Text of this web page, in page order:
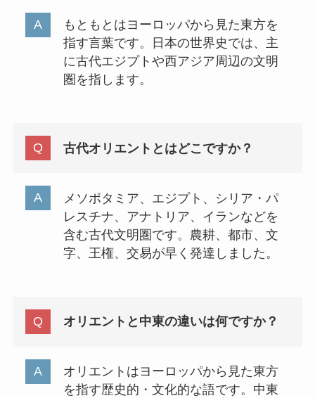
もともとはヨーロッパから見た東方を
指す言葉です。日本の世界史では、主
に古代エジプトや西アジア周辺の文明
圏を指します。
古代オリエントとはどこですか？
メソポタミア、エジプト、シリア・パ
レスチナ、アナトリア、イランなどを
含む古代文明圏です。農耕、都市、文
字、王権、交易が早く発達しました。
オリエントと中東の違いは何ですか？
オリエントはヨーロッパから見た東方
を指す歴史的・文化的な語です。中東